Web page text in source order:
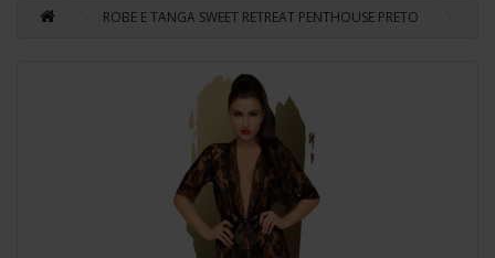
ROBE E TANGA SWEET RETREAT PENTHOUSE PRETO